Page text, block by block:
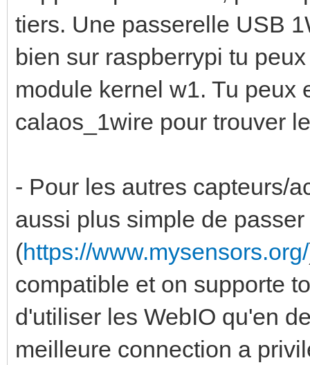
tiers. Une passerelle USB
bien sur raspberrypi tu
module kernel w1. Tu peux
calaos_1wire pour trouver
- Pour les autres capteurs/
aussi plus simple de
(https://www.mysensors.org/
compatible et on supporte
d'utiliser les WebIO qu'en
meilleure connection a